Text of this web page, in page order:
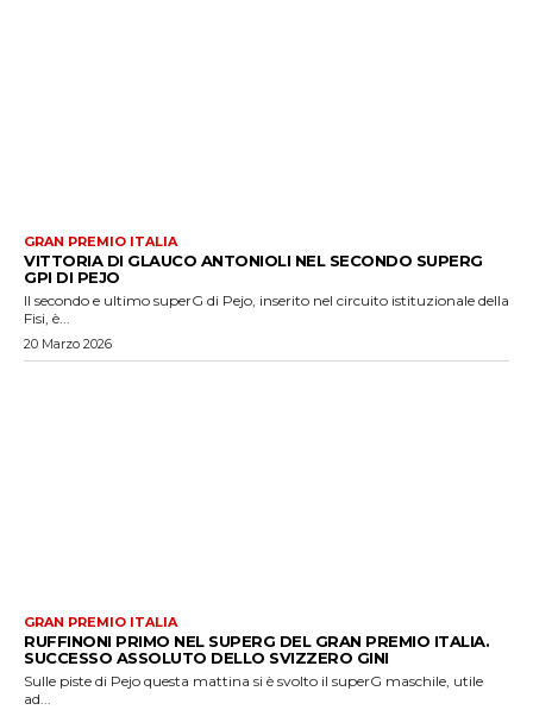
GRAN PREMIO ITALIA
VITTORIA DI GLAUCO ANTONIOLI NEL SECONDO SUPERG
GPI DI PEJO
Il secondo e ultimo superG di Pejo, inserito nel circuito istituzionale della
Fisi, è...
20 Marzo 2026
GRAN PREMIO ITALIA
RUFFINONI PRIMO NEL SUPERG DEL GRAN PREMIO ITALIA.
SUCCESSO ASSOLUTO DELLO SVIZZERO GINI
Sulle piste di Pejo questa mattina si è svolto il superG maschile, utile
ad...